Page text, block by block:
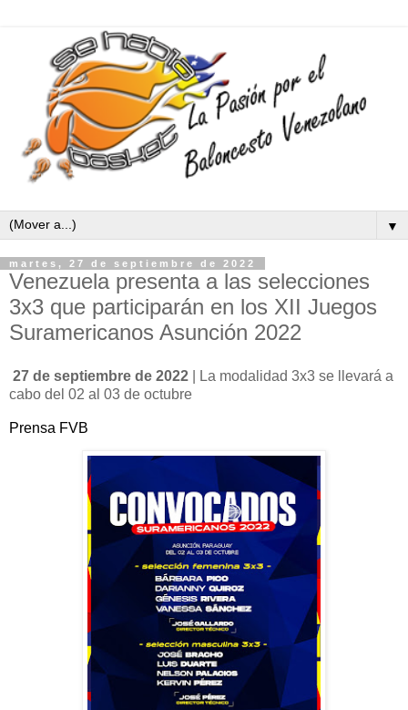
▼
martes, 27 de septiembre de 2022
Venezuela presenta a las selecciones
3x3 que participarán en los XII Juegos
Suramericanos Asunción 2022
27 de septiembre de 2022 | La modalidad 3x3 se llevará a
cabo del 02 al 03 de octubre
Prensa FVB